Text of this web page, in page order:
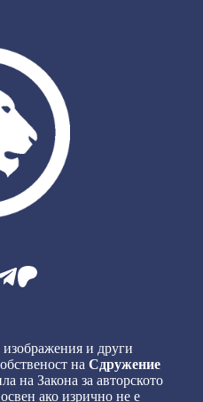
и други
наСдружение
на Закона за авторското
ако изрично не е